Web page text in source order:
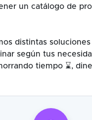
un catálogo de
distintas
según tus
tiempo ⌛,